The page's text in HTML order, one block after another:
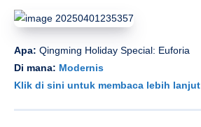
Apa: Qingming Holiday Special: Euforia
Di mana: Modernis
Klik di sini untuk membaca lebih lanjut